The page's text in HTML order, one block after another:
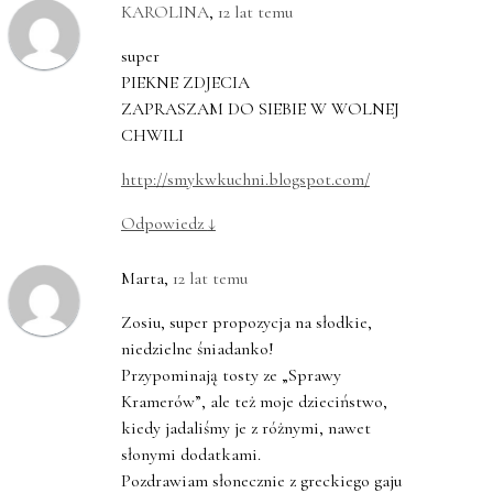
KAROLINA, 12 lat temu
super
PIEKNE ZDJECIA
ZAPRASZAM DO SIEBIE W WOLNEJ
CHWILI
http://smykwkuchni.blogspot.com/
Odpowiedz ↓
Marta, 12 lat temu
Zosiu, super propozycja na słodkie,
niedzielne śniadanko!
Przypominają tosty ze „Sprawy
Kramerów”, ale też moje dzieciństwo,
kiedy jadaliśmy je z różnymi, nawet
słonymi dodatkami.
Pozdrawiam słonecznie z greckiego gaju